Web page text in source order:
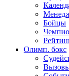
Бойцы
Олимп. бокс